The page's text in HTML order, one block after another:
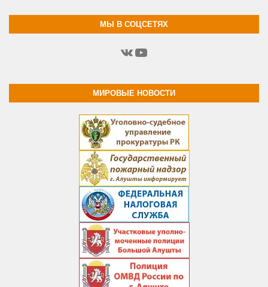
МЫ В СОЦСЕТЯХ
ВКонтакте
YouTube
МИРОВЫЕ НОВОСТИ